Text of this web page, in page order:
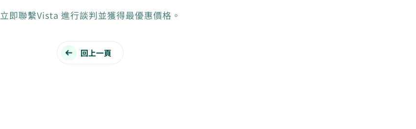
立即聯繫Vista 進行談判並獲得最優惠價格。
回上一頁